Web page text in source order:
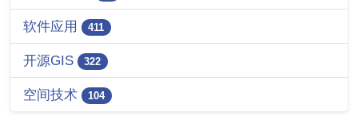
软件应用 411
开源GIS 322
空间技术 104